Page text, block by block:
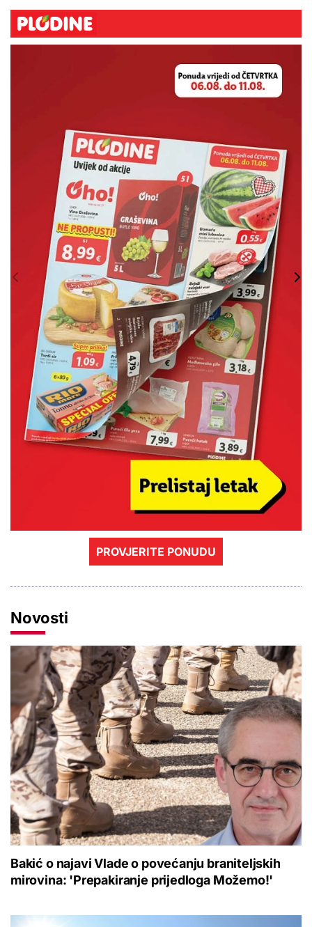
PROVJERITE PONUDU
Novosti
Bakić o najavi Vlade o povećanju braniteljskih
mirovina: 'Prepakiranje prijedloga Možemo!'